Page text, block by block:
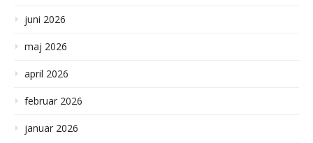
juni 2026
maj 2026
april 2026
februar 2026
januar 2026